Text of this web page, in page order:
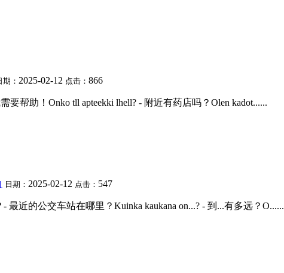
期： 2025-02-12 点击： 866
要帮助！Onko tll apteekki lhell? - 附近有药店吗？Olen kadot......
日期： 2025-02-12 点击： 547
- 最近的公交车站在哪里？Kuinka kaukana on...? - 到...有多远？O......